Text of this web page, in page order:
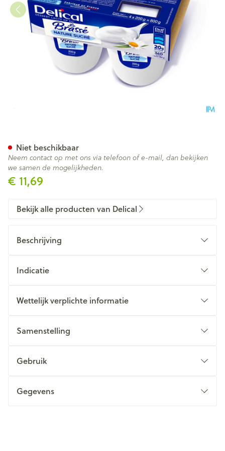
€ 11,69
Niet beschikbaar
Neem contact op met ons via telefoon of e-mail, dan bekijken
we samen de mogelijkheden.
Bekijk alle producten van Delical
Beschrijving
Indicatie
Wettelijk verplichte informatie
Samenstelling
Gebruik
Gegevens